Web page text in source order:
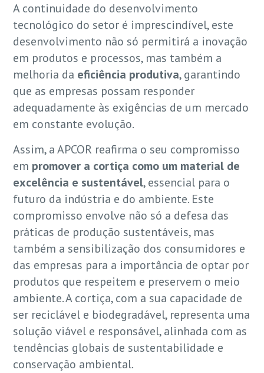
A continuidade do desenvolvimento
tecnológico do setor é imprescindível, este
desenvolvimento não só permitirá a inovação
em produtos e processos, mas também a
melhoria da eficiência produtiva, garantindo
que as empresas possam responder
adequadamente às exigências de um mercado
em constante evolução.
Assim, a APCOR reafirma o seu compromisso
em promover a cortiça como um material de
excelência e sustentável, essencial para o
futuro da indústria e do ambiente. Este
compromisso envolve não só a defesa das
práticas de produção sustentáveis, mas
também a sensibilização dos consumidores e
das empresas para a importância de optar por
produtos que respeitem e preservem o meio
ambiente. A cortiça, com a sua capacidade de
ser reciclável e biodegradável, representa uma
solução viável e responsável, alinhada com as
tendências globais de sustentabilidade e
conservação ambiental.